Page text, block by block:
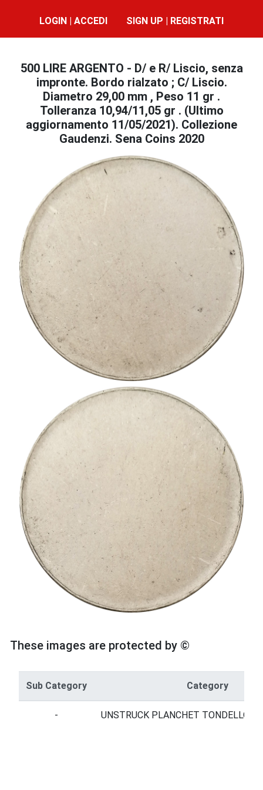
LOGIN | ACCEDI SIGN UP | REGISTRATI
500 LIRE ARGENTO - D/ e R/ Liscio, senza
impronte. Bordo rialzato ; C/ Liscio.
Diametro 29,00 mm , Peso 11 gr .
Tolleranza 10,94/11,05 gr . (Ultimo
aggiornamento 11/05/2021). Collezione
Gaudenzi. Sena Coins 2020
These images are protected by ©
Sub Category Category
- UNSTRUCK PLANCHET TONDELLO